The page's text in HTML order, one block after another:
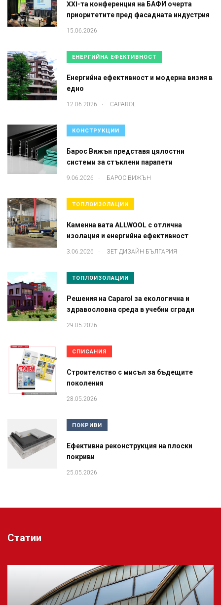
XXI-та конференция на БАФИ очерта
приоритетите пред фасадната индустрия
15.06.2026
ЕНЕРГИЙНА ЕФЕКТИВНОСТ
Енергийна ефективност и модерна визия в
едно
12.06.2026 CAPAROL
КОНСТРУКЦИИ
Барос Вижън представя цялостни
системи за стъклени парапети
9.06.2026 БАРОС ВИЖЪН
ТОПЛОИЗОЛАЦИИ
Каменна вата ALLWOOL с отлична
изолация и енергийна ефективност
3.06.2026 ЗЕТ ДИЗАЙН БЪЛГАРИЯ
ТОПЛОИЗОЛАЦИИ
Решения на Caparol за екологична и
здравословна среда в учебни сгради
29.05.2026
СПИСАНИЯ
Строителство с мисъл за бъдещите
поколения
28.05.2026
ПОКРИВИ
Ефективна реконструкция на плоски
покриви
25.05.2026
Статии